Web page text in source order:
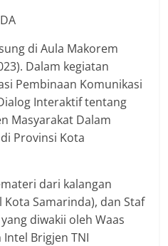
di Aula Makorem
Dalam kegiatan
Pembinaan Komunikasi
Interaktif tentang
Masyarakat Dalam
Provinsi Kota
dari kalangan
Samarinda), dan Staf
diwakii oleh Waas
Intel Brigjen TNI